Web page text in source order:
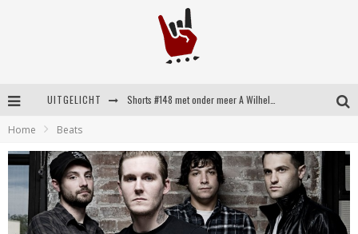
UITGELICHT
Britse emorockers van Basement maken tweede comeback met het indrukwekkende ‘Wired’
Shorts #149 met onder meer No Cure, Eva Under Fire, The Hu en Sleeping With Sirens
Home Beats